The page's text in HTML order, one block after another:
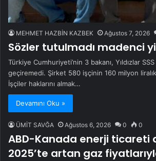
MEHMET HAZBİN KAZBEK Ağustos 7, 2026
Sözler tutulmadı madenci
Türkiye Cumhuriyeti’nin 3 bakanı, Yıldızlar
geçiremedi. Şirket 580 işçinin 160 milyon liralık
İşçiler haklarını almak…
Devamını Oku »
ÜMİT SAVĞA Ağustos 6, 2026 0 0
ABD-Kanada enerji ticareti
2025’te artan gaz